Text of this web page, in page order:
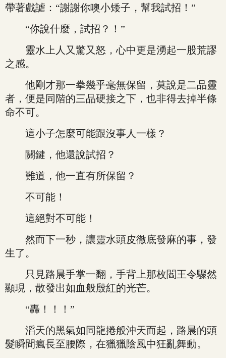
帶著戲謔：“謝謝你噢小矮子，幫我試招！”
“你說什麼，試招？！”
靈水上人又驚又怒，心中更是湧起一股荒謬
之感。
他剛才那一拳幾乎毫無保留，莫說是二品靈
者，便是同階的三品硬接之下，也非得去掉半條
命不可。
這小子怎麼可能跟沒事人一樣？
關鍵，他還說試招？
難道，他一直有所保留？
不可能！
這絕對不可能！
然而下一秒，讓靈水頭皮徹底發麻的事，發
生了。
只見路晨手掌一翻，手背上那枚閻王令驟然
顯現，散發出如血般殷紅的光芒。
“轟！！！”
滔天的黑氣如同龍捲般沖天而起，路晨的頭
髮瞬間瘋長至腰際，在獵獵陰風中狂亂舞動。